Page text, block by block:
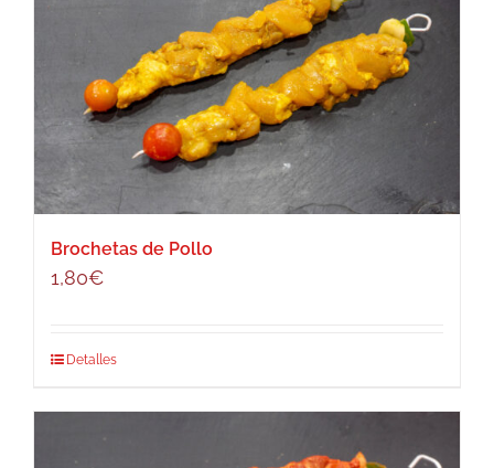
Brochetas de Pollo
1,80€
Detalles